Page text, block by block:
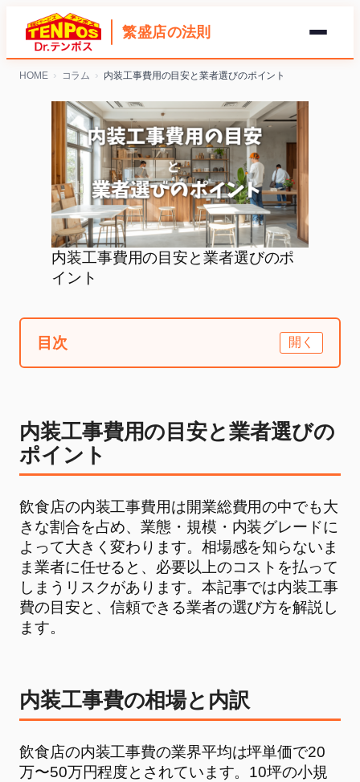
繁盛店の法則
内HOME コラム 内装工事費用の目安と業者選びのポイント
内装工事費用の目安と業者選びのポ
イント
目次 開く
内装工事費用の目安と業者選びの
ポイント
飲食店の内装工事費用は開業総費用の中でも大
きな割合を占め、業態・規模・内装グレードに
よって大きく変わります。相場感を知らないま
ま業者に任せると、必要以上のコストを払って
しまうリスクがあります。本記事では内装工事
費の目安と、信頼できる業者の選び方を解説し
ます。
内装工事費の相場と内訳
飲食店の内装工事費の業界平均は坪単価で20
万〜50万円程度とされています。10坪の小規